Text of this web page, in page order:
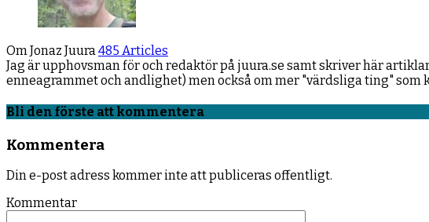
Om Jonaz Juura485 Articles
Jag är upphovsman för och redaktör på juura.se samt skriver här
enneagrammet och andlighet) men också om mer "värdsliga ting"
Bli den förste att kommentera
Kommentera
Din e-post adress kommer inte att publiceras offentligt.
Kommentar